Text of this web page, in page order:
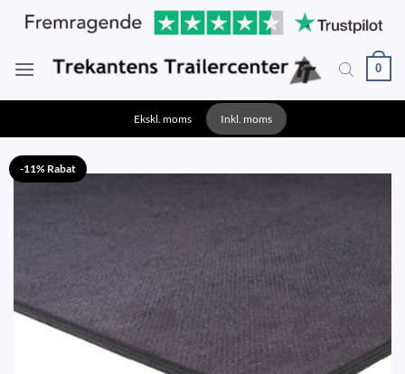
Fortsæt
0
Ekskl. moms Inkl. moms
-11% Rabat